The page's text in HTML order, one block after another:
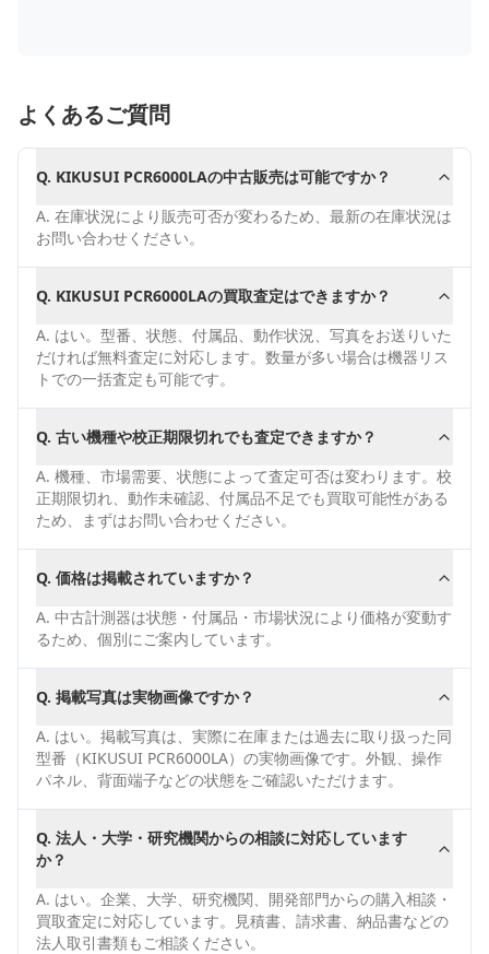
よくあるご質問
Q. KIKUSUI PCR6000LAの中古販売は可能ですか？
A. 在庫状況により販売可否が変わるため、最新の在庫状況は
お問い合わせください。
Q. KIKUSUI PCR6000LAの買取査定はできますか？
A. はい。型番、状態、付属品、動作状況、写真をお送りいた
だければ無料査定に対応します。数量が多い場合は機器リス
トでの一括査定も可能です。
Q. 古い機種や校正期限切れでも査定できますか？
A. 機種、市場需要、状態によって査定可否は変わります。校
正期限切れ、動作未確認、付属品不足でも買取可能性がある
ため、まずはお問い合わせください。
Q. 価格は掲載されていますか？
A. 中古計測器は状態・付属品・市場状況により価格が変動す
るため、個別にご案内しています。
Q. 掲載写真は実物画像ですか？
A. はい。掲載写真は、実際に在庫または過去に取り扱った同
型番（KIKUSUI PCR6000LA）の実物画像です。外観、操作
パネル、背面端子などの状態をご確認いただけます。
Q. 法人・大学・研究機関からの相談に対応しています
か？
A. はい。企業、大学、研究機関、開発部門からの購入相談・
買取査定に対応しています。見積書、請求書、納品書などの
法人取引書類もご相談ください。